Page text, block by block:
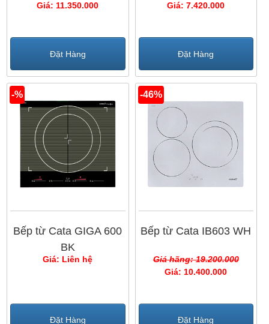
Giá: 11.350.000
Đặt Hàng
Giá: 7.420.000
Đặt Hàng
-%
Bếp từ Cata GIGA 600
BK
Giá: Liên hệ
Đặt Hàng
-46%
Bếp từ Cata IB603 WH
Giá hãng: 19.200.000
Giá: 10.400.000
Đặt Hàng